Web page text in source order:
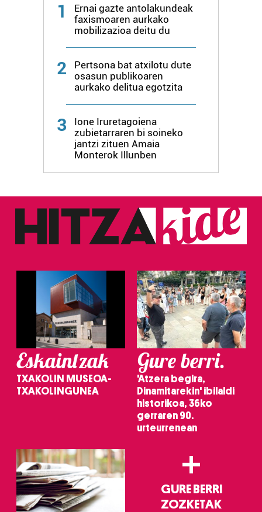
1
Ernai gazte antolakundeak
faxismoaren aurkako
mobilizazioa deitu du
2
Pertsona bat atxilotu dute
osasun publikoaren
aurkako delitua egotzita
3
Ione Iruretagoiena
zubietarraren bi soineko
jantzi zituen Amaia
Monterok Illunben
Eskaintzak
TXAKOLIN MUSEOA-
TXAKOLINGUNEA
Gure berri.
'Atzera begira,
Dinamitarekin' ibilaldi
historikoa, 36ko
gerraren 90.
urteurrenean
+
GURE BERRI
ZOZKETAK